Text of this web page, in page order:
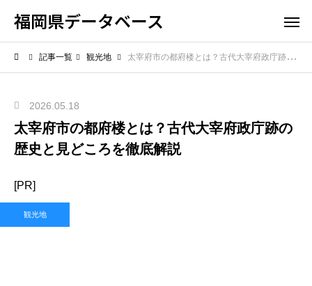
福岡県データベース
記事一覧 観光地 太宰府市の都府楼とは？古代大宰府政庁跡の歴史と見どころを徹底解説
2026.05.18
太宰府市の都府楼とは？古代大宰府政庁跡の
歴史と見どころを徹底解説
[PR]
観光地